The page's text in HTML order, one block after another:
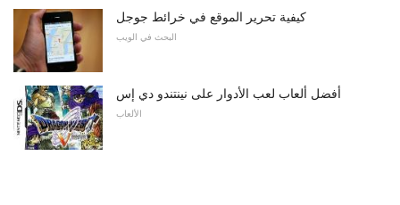
كيفية تحرير الموقع في خرائط جوجل
البحث في الويب
أفضل ألعاب لعب الأدوار على نينتندو دي إس
الألعاب